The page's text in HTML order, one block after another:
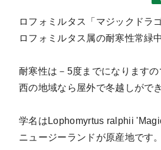
ロフォミルタス「マジックドラ
ロフォミルタス属の耐寒性常緑
耐寒性は－5度までになりますの
西の地域なら屋外で冬越しがで
学名はLophomyrtus ralphii
ニュージーランドが原産地です。